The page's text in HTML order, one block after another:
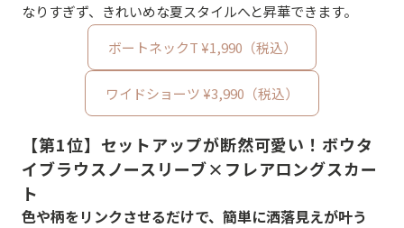
なりすぎず、きれいめな夏スタイルへと昇華できます。
ボートネックT ¥1,990（税込）
ワイドショーツ ¥3,990（税込）
【第1位】セットアップが断然可愛い！ボウタ
イブラウスノースリーブ×フレアロングスカー
ト
色や柄をリンクさせるだけで、簡単に洒落見えが叶う